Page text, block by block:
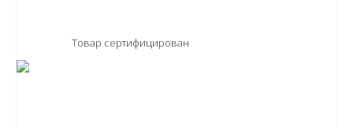
Товар сертифицирован